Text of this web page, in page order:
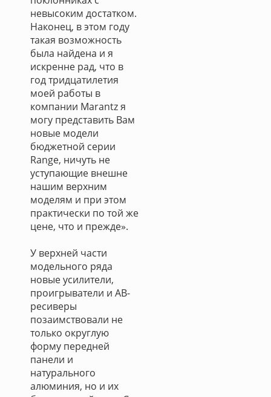
невысоким достатком.
Наконец, в этом году
такая возможность
была найдена и я
искренне рад, что в
год тридцатилетия
моей работы в
компании Marantz я
могу представить Вам
новые модели
бюджетной серии
Range, ничуть не
уступающие внешне
нашим верхним
моделям и при этом
практически по той же
цене, что и прежде».
У верхней части
модельного ряда
новые усилители,
проигрыватели и АВ-
ресиверы
позаимствовали не
только округлую
форму передней
панели и
натурального
алюминия, но и их